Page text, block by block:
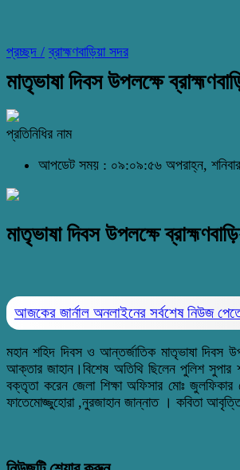
প্রচ্ছদ / ব্রাহ্মণবাড়িয়া সদর
মাতৃভাষা দিবস উপলক্ষে
প্রতিনিধির নাম
আপডেট সময় : ০৯:০৯:৫৬ অপরাহ্ন,
মাতৃভাষা দিবস উপলক্ষে
আজকের জার্নাল অনলাইনের সর্বশেষ নিউজ
মহান শহিদ দিবস ও আন্তর্জাতিক মাতৃভাষা দিবস
আক্তার জাহান।বিশেষ অতিথি ছিলেন পুলিশ সুপার
বক্তৃতা করেন জেলা শিক্ষা অফিসার মোঃ জুলফিকার
ফাতেমোজ্জুহোরা ,নুরজাহান জান্নাত । কবিতা আবৃত্তি